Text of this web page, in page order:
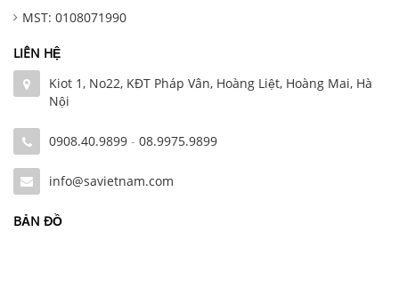
MST: 0108071990
LIÊN HỆ
Kiot 1, No22, KĐT Pháp Vân, Hoàng Liệt, Hoàng Mai, Hà
Nội
0908.40.9899 - 08.9975.9899
info@savietnam.com
BẢN ĐỒ